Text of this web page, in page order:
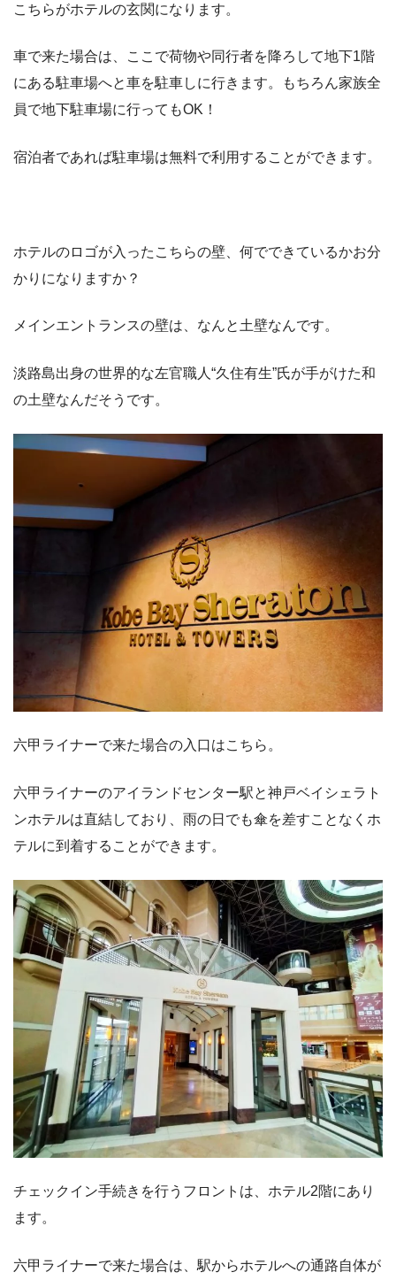
こちらがホテルの玄関になります。
車で来た場合は、ここで荷物や同行者を降ろして地下1階
にある駐車場へと車を駐車しに行きます。もちろん家族全
員で地下駐車場に行ってもOK！
宿泊者であれば駐車場は無料で利用することができます。
ホテルのロゴが入ったこちらの壁、何でできているかお分
かりになりますか？
メインエントランスの壁は、なんと土壁なんです。
淡路島出身の世界的な左官職人“久住有生”氏が手がけた和
の土壁なんだそうです。
六甲ライナーで来た場合の入口はこちら。
六甲ライナーのアイランドセンター駅と神戸ベイシェラト
ンホテルは直結しており、雨の日でも傘を差すことなくホ
テルに到着することができます。
チェックイン手続きを行うフロントは、ホテル2階にあり
ます。
六甲ライナーで来た場合は、駅からホテルへの通路自体が